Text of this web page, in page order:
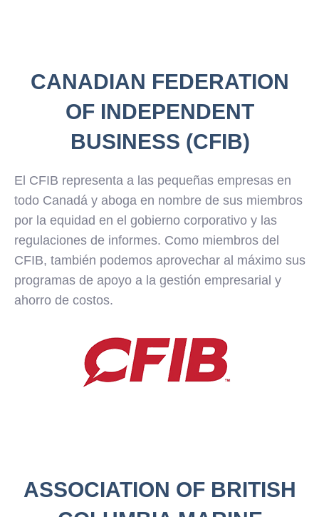
CANADIAN FEDERATION
OF INDEPENDENT
BUSINESS (CFIB)
El CFIB representa a las pequeñas empresas en
todo Canadá y aboga en nombre de sus miembros
por la equidad en el gobierno corporativo y las
regulaciones de informes. Como miembros del
CFIB, también podemos aprovechar al máximo sus
programas de apoyo a la gestión empresarial y
ahorro de costos.
ASSOCIATION OF BRITISH